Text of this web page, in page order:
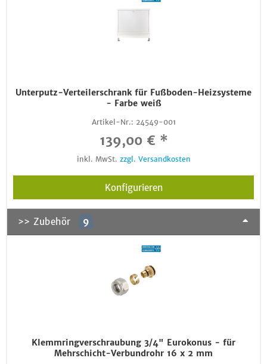
Unterputz-Verteilerschrank für Fußboden-Heizsysteme
- Farbe weiß
Artikel-Nr.: 24549-001
139,00 € *
inkl. MwSt. zzgl. Versandkosten
Konfigurieren
>> Zubehör 9
Klemmringverschraubung 3/4" Eurokonus - für
Mehrschicht-Verbundrohr 16 x 2 mm